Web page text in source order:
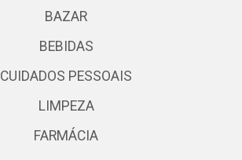
BAZAR
BEBIDAS
CUIDADOS PESSOAIS
LIMPEZA
FARMÁCIA